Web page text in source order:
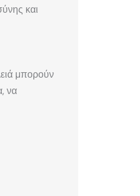
και
μπορούν
να